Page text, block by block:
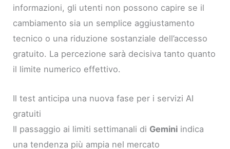
informazioni, gli utenti non possono capire se il
cambiamento sia un semplice aggiustamento
tecnico o una riduzione sostanziale dell’accesso
gratuito. La percezione sarà decisiva tanto quanto
il limite numerico effettivo.
Il test anticipa una nuova fase per i servizi AI
gratuiti
Il passaggio ai limiti settimanali di Gemini indica
una tendenza più ampia nel mercato